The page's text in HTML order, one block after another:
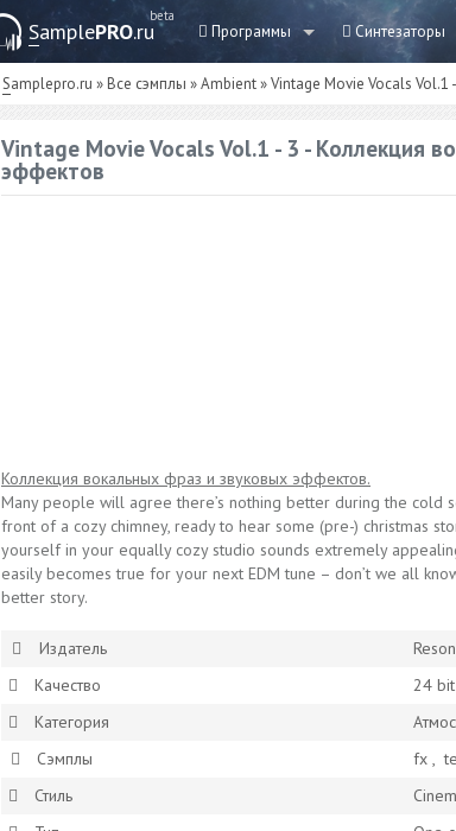
SamplePRO.ru
beta
Программы Синтезаторы
Samplepro.ru » Все сэмплы »Ambient» Vintage Movie Vocals
Vintage Movie Vocals Vol.1 - 3 - Коллекция
эффектов
Коллекция вокальных фраз и звуковых эффектов.
Many people will agree there’s nothing better during the cold
front of a cozy chimney, ready to hear some (pre-) christmas
yourself in your equally cozy studio sounds extremely
easily becomes true for your next EDM tune – don’t we all
better story.
Издатель
Качество
24
Категория
Сэмплы
fx ,
Стиль